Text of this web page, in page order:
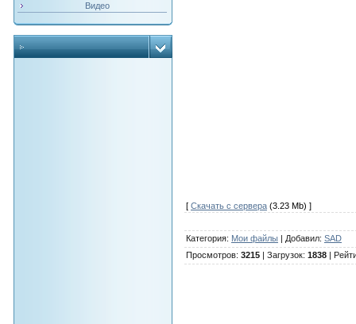
Видео
[ Скачать с сервера(3.23 Mb) ]
Категория: Мои файлы| Добавил: SAD
Просмотров: 3215| Загрузок: 1838|